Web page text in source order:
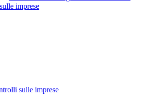
imprese
sulle imprese